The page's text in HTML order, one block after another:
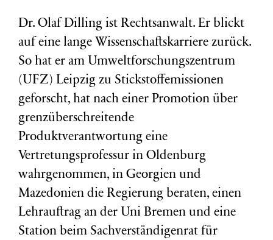
Dr. Olaf Dilling ist Rechtsanwalt. Er blickt
auf eine lange Wissenschaftskarriere zurück.
So hat er am Umweltforschungszentrum
(UFZ) Leipzig zu Stickstoffemissionen
geforscht, hat nach einer Promotion über
grenzüberschreitende
Produktverantwortung eine
Vertretungsprofessur in Oldenburg
wahrgenommen, in Georgien und
Mazedonien die Regierung beraten, einen
Lehrauftrag an der Uni Bremen und eine
Station beim Sachverständigenrat für